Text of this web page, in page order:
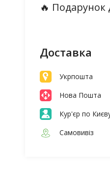
🔥 Подарунок
Доставка
Укрпошта
Нова Пошта
Кур'єр по
Самовивіз